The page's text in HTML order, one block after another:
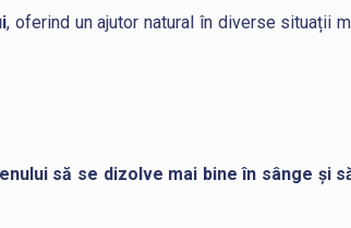
, oferind un ajutor natural în diverse situații
să se dizolve mai bine în sânge și